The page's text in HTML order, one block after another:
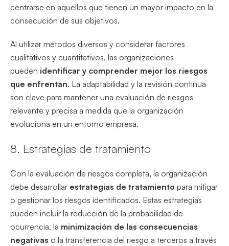
centrarse en aquellos que tienen un mayor impacto en la
consecución de sus objetivos.
Al utilizar métodos diversos y considerar factores
cualitativos y cuantitativos, las organizaciones
pueden identificar y comprender mejor los riesgos
que enfrentan. La adaptabilidad y la revisión continua
son clave para mantener una evaluación de riesgos
relevante y precisa a medida que la organización
evoluciona en un entorno empresa.
8. Estrategias de tratamiento
Con la evaluación de riesgos completa, la organización
debe desarrollar estrategias de tratamiento para mitigar
o gestionar los riesgos identificados. Estas estrategias
pueden incluir la reducción de la probabilidad de
ocurrencia, la minimización de las consecuencias
negativas o la transferencia del riesgo a terceros a través